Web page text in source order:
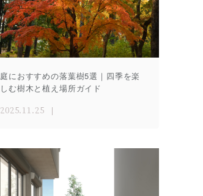
庭におすすめの落葉樹5選｜四季を楽
しむ樹木と植え場所ガイド
2025.11.25